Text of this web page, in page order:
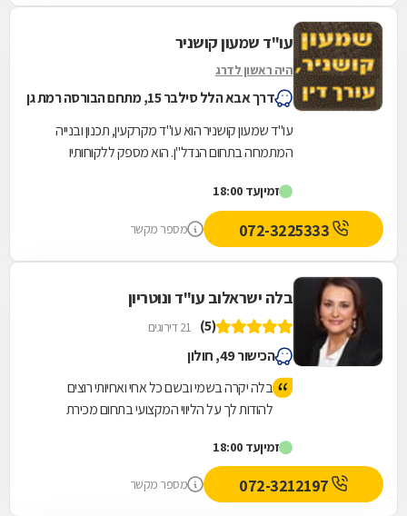
עו"ד שמעון קושניר
היה ראשון לדרג
דרך אבא הלל סילבר 15, מתחם הבורסה רמת גן
עו"ד שמעון קושניר הוא עו"ד מקרקעין, תכנון ובנייה
המתמחה בתחום הנדל"ן. הוא מספק ללקוחותיו
תמ"א...
זמיןעד 18:00
מספר מקשר
בלה ישראלוב עו"ד ונוטריון
(5) 21 דירוגים
הכישור 49, חולון
בלה יקרה בשמי ובשם כל אחי ואחיותי רוצים
להודות לך על הליווי המקצועי בתחום מכירת
והמקצועיות שלך .. ניפגש בתיקים העתידיים
זמיןעד 18:00
מספר מקשר